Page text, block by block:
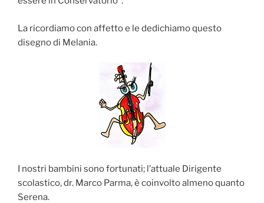
La ricordiamo con affetto e le dedichiamo questo
disegno di Melania.
I nostri bambini sono fortunati; l’attuale Dirigente
scolastico, dr. Marco Parma, è coinvolto almeno quanto
Serena.